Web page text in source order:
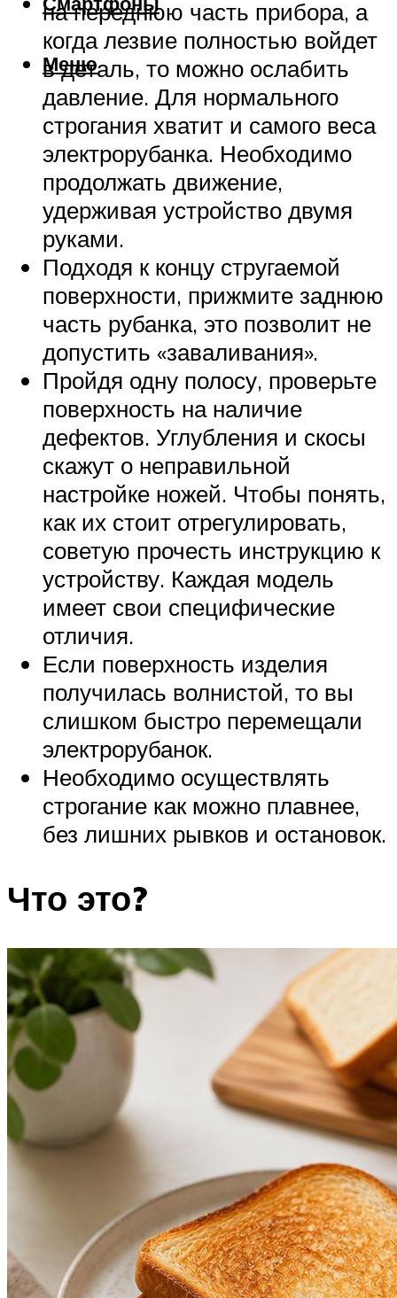
Меню
на переднюю часть прибора, а
когда лезвие полностью войдет
в деталь, то можно ослабить
давление. Для нормального
строгания хватит и самого веса
электрорубанка. Необходимо
продолжать движение,
удерживая устройство двумя
руками.
Подходя к концу стругаемой
поверхности, прижмите заднюю
часть рубанка, это позволит не
допустить «заваливания».
Пройдя одну полосу, проверьте
поверхность на наличие
дефектов. Углубления и скосы
скажут о неправильной
настройке ножей. Чтобы понять,
как их стоит отрегулировать,
советую прочесть инструкцию к
устройству. Каждая модель
имеет свои специфические
отличия.
Если поверхность изделия
получилась волнистой, то вы
слишком быстро перемещали
электрорубанок.
Необходимо осуществлять
строгание как можно плавнее,
без лишних рывков и остановок.
Что это?